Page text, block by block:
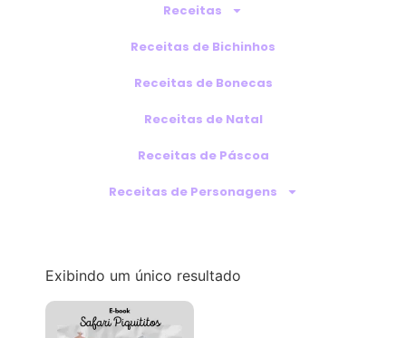
Receitas
Receitas de Bichinhos
Receitas de Bonecas
Receitas de Natal
Receitas de Páscoa
Receitas de Personagens
Exibindo um único resultado